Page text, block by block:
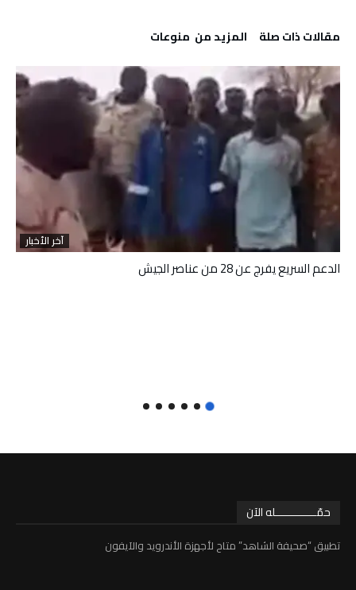
‫مقالات ذات صلة‬ ‫المزيد من ‬ منوعات
آخر الأخبار
الدعم السريع يفرج عن 28 من عناصر الجيش
حمّـــــــــــــله الآن
تطبيق “صحيفة الشاهد” متاح لأجهزة الأندرويد والآيفون